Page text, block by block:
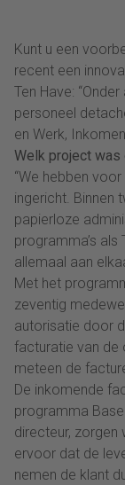
Kunt u een
recent een
Ten Have:
personeel
en Werk,
Welk project was
“We hebben
ingericht. Binnen
papierloze
programma’s
allemaal aan
Met het
zeventig
autorisatie door
facturatie van de
meteen de
De inkomende
programma
directeur, zorgen
ervoor dat de
nemen de klant